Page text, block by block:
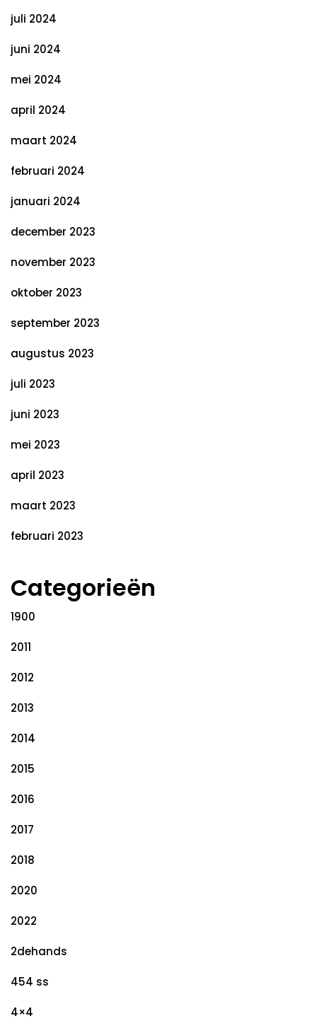
juli 2024
juni 2024
mei 2024
april 2024
maart 2024
februari 2024
januari 2024
december 2023
november 2023
oktober 2023
september 2023
augustus 2023
juli 2023
juni 2023
mei 2023
april 2023
maart 2023
februari 2023
Categorieën
1900
2011
2012
2013
2014
2015
2016
2017
2018
2020
2022
2dehands
454 ss
4×4